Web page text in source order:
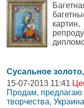
Сусальное
15-07-2013 11:41
Продам, предлагаю
творчества,